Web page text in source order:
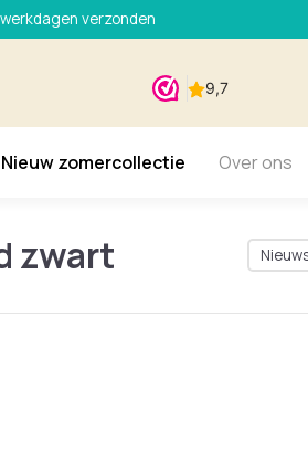
verzonden
Nieuw zomercollectie Over ons
zwart